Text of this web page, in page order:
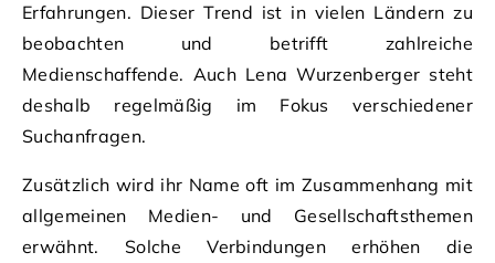
Erfahrungen. Dieser Trend ist in vielen Ländern zu
beobachten und betrifft zahlreiche
Medienschaffende. Auch Lena Wurzenberger steht
deshalb regelmäßig im Fokus verschiedener
Suchanfragen.
Zusätzlich wird ihr Name oft im Zusammenhang mit
allgemeinen Medien- und Gesellschaftsthemen
erwähnt. Solche Verbindungen erhöhen die